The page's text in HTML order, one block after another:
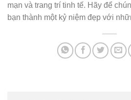
mạn và trang trí tinh tế. Hãy để
bạn thành một kỷ niệm đẹp với